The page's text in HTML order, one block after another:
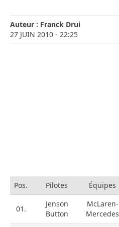
Auteur : Franck Drui
27 JUIN 2010 - 22:25
Pos. Pilotes Équipes
01.
Jenson
Button
McLaren-
Mercedes